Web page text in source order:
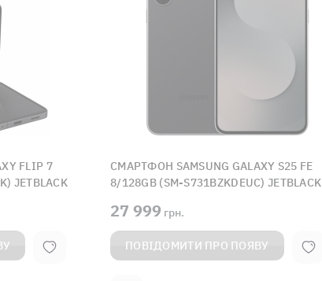
FLIP 7
JETBLACK
СМАРТФОН SAMSUNG GALAXY S25 FE
8/128GB (SM-S731BZKDEUC) JETBLACK
27 999 грн.
ПОВІДОМИТИ ПРО ПОЯВУ